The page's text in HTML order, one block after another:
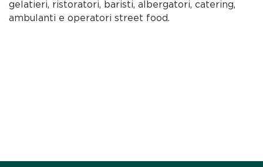
gelatieri, ristoratori, baristi, albergatori, catering,
ambulanti e operatori street food.